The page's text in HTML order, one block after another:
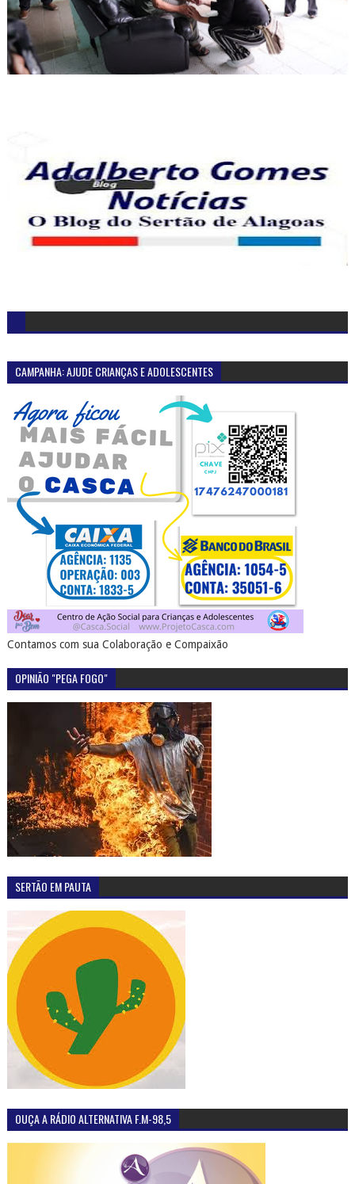
CAMPANHA: AJUDE CRIANÇAS E ADOLESCENTES
Contamos com sua Colaboração e Compaixão
OPINIÃO "PEGA FOGO"
SERTÃO EM PAUTA
OUÇA A RÁDIO ALTERNATIVA F.M-98,5